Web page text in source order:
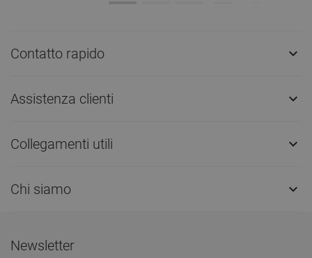
Contatto rapido 
Assistenza clienti 
Collegamenti utili 
Chi siamo 
Newsletter